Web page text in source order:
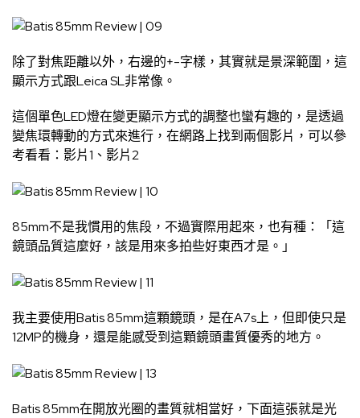
除了對焦距離以外，右邊的+-字樣，其實就是景深範圍，這
顯示方式跟Leica SL非常像。
這個單色LED燈在變更顯示方式的調整也蠻有趣的，是透過
變焦環轉動的方式來進行，在網路上找到兩個影片，可以參
考看看： 影片1 、 影片2
85mm不是我慣用的焦段，不過實際用起來，也有種：「這
鏡頭品質這麼好，該是用來多拍些好東西才是。」
我主要使用Batis 85mm這顆鏡頭，是在A7s上，但即使只是
12MP的機身，還是能感受到這顆鏡頭畫質優秀的地方。
Batis 85mm在開放光圈的畫質就相當好，下面這張就是光